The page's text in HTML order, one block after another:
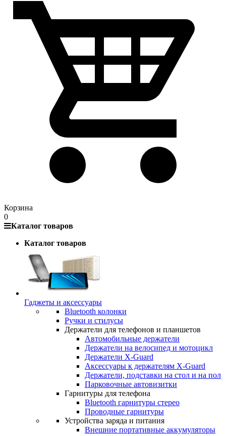
Корзина
0
Каталог товаров
Каталог товаров
Гаджеты и аксессуары
Bluetooth колонки
Ручки и стилусы
Держатели для телефонов и планшетов
Автомобильные держатели
Держатели на велосипед и мотоцикл
Держатели X-Guard
Аксессуары к держателям X-Guard
Держатели, подставки на стол и на пол
Парковочные автовизитки
Гарнитуры для телефона
Bluetooth гарнитуры стерео
Проводные гарнитуры
Устройства заряда и питания
Внешние портативные аккумуляторы